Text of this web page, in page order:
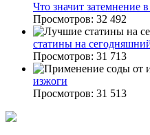
Что значит затемнение
Просмотров: 32 492
статины на
Просмотров: 31 713
изжоги
Просмотров: 31 513